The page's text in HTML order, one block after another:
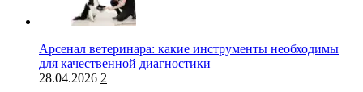
Арсенал ветеринара: какие инструменты необходимы
для качественной диагностики
28.04.2026 2